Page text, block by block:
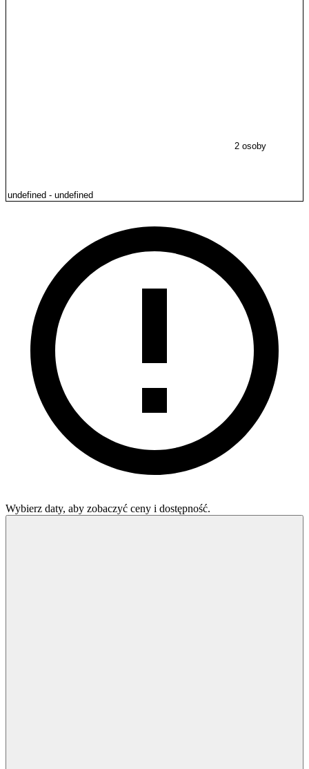
2 osoby
Wybierz daty, aby zobaczyć ceny i dostępność.